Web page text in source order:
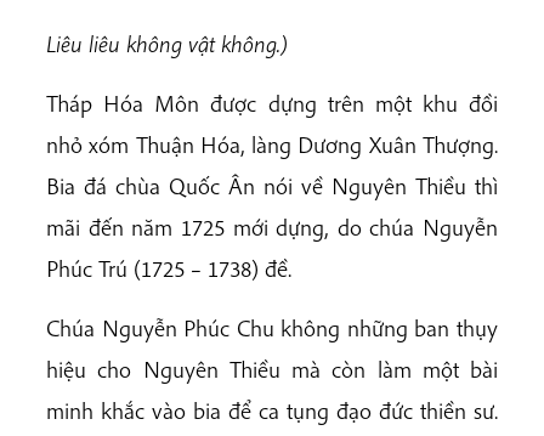
Liêu liêu không vật không.)
Tháp Hóa Môn được dựng trên một khu đồi
nhỏ xóm Thuận Hóa, làng Dương Xuân Thượng.
Bia đá chùa Quốc Ân nói về Nguyên Thiều thì
mãi đến năm 1725 mới dựng, do chúa Nguyễn
Phúc Trú (1725 – 1738) đề.
Chúa Nguyễn Phúc Chu không những ban thụy
hiệu cho Nguyên Thiều mà còn làm một bài
minh khắc vào bia để ca tụng đạo đức thiền sư.